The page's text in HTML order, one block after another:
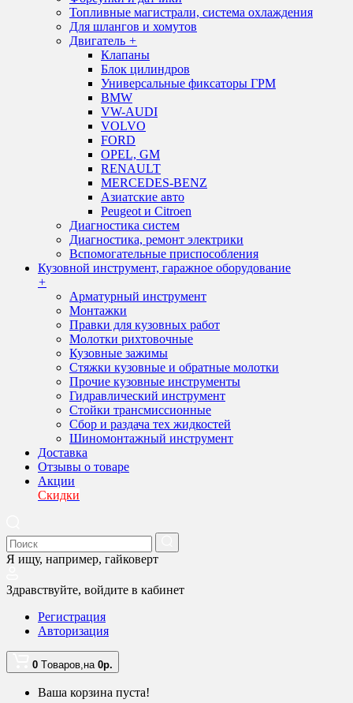
Топливные магистрали, система охлаждения
Для шлангов и хомутов
Двигатель +
Клапаны
Блок цилиндров
Универсальные фиксаторы ГРМ
BMW
VW-AUDI
VOLVO
FORD
OPEL, GM
RENAULT
MERCEDES-BENZ
Азиатские авто
Peugeot и Citroen
Диагностика систем
Диагностика, ремонт электрики
Вспомогательные приспособления
Кузовной инструмент, гаражное оборудование
+
Арматурный инструмент
Монтажки
Правки для кузовных работ
Молотки рихтовочные
Кузовные зажимы
Стяжки кузовные и обратные молотки
Прочие кузовные инструменты
Гидравлический инструмент
Стойки трансмиссионные
Сбор и раздача тех жидкостей
Шиномонтажный инструмент
Доставка
Отзывы о товаре
Акции
Скидки
Я ищу, например, гайковерт
Здравствуйте, войдите в кабинет
Регистрация
Авторизация
0 Tоваров,на 0р.
Ваша корзина пуста!